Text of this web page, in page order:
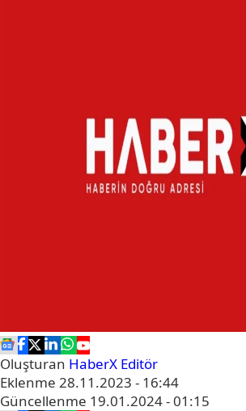
Oluşturan HaberX Editör
Eklenme 28.11.2023 - 16:44
Güncellenme 19.01.2024 - 01:15